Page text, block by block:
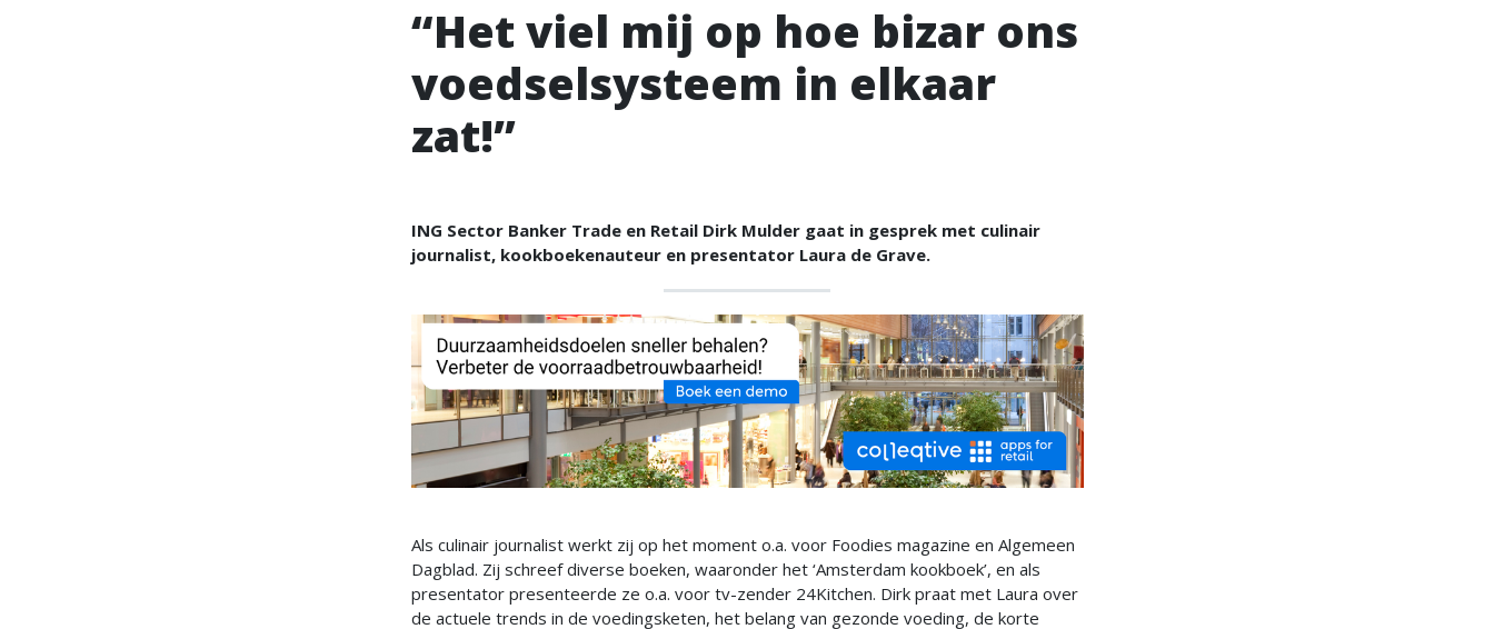
“Het viel mij op hoe bizar ons
voedselsysteem in elkaar
zat!”
ING Sector Banker Trade en Retail Dirk Mulder gaat in gesprek met culinair
journalist, kookboekenauteur en presentator Laura de Grave.
Als culinair journalist werkt zij op het moment o.a. voor Foodies magazine en Algemeen
Dagblad. Zij schreef diverse boeken, waaronder het ‘Amsterdam kookboek’, en als
presentator presenteerde ze o.a. voor tv-zender 24Kitchen. Dirk praat met Laura over
de actuele trends in de voedingsketen, het belang van gezonde voeding, de korte